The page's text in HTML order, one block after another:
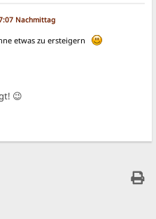
Nachmittag
etwas zu ersteigern
😉